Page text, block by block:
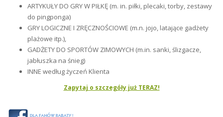
ARTYKUŁY DO GRY W PIŁKĘ (m. in. piłki, plecaki, torby, zestawy
do pingponga)
GRY LOGICZNE I ZRĘCZNOŚCIOWE (m.n. jojo, latające gadżety
plażowe itp.),
GADŻETY DO SPORTÓW ZIMOWYCH (m.in. sanki, ślizgacze,
jabłuszka na śnieg)
INNE według życzeń Klienta
Zapytaj o szczegóły już TERAZ!